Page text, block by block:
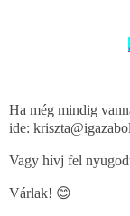
Ha még mindig
ide:
Vagy hívj fel
Várlak! 😊